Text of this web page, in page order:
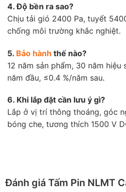
4. Độ bền ra sao?
Chịu tải gió 2400 Pa, tuyết
chống môi trường khắc nghiệt.
5. Bảo hành thế nào?
12 năm sản phẩm, 30 năm hiệu
năm đầu, ≤0.4 %/năm sau.
6. Khi lắp đặt cần lưu ý gì?
Lắp ở vị trí thông thoáng, góc
bóng che, tương thích 1500 V
Đánh giá Tấm Pin NLMT